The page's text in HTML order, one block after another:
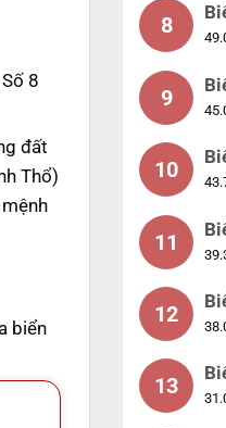
8
đất
Thổ)
biển
8
9
10
11
12
13